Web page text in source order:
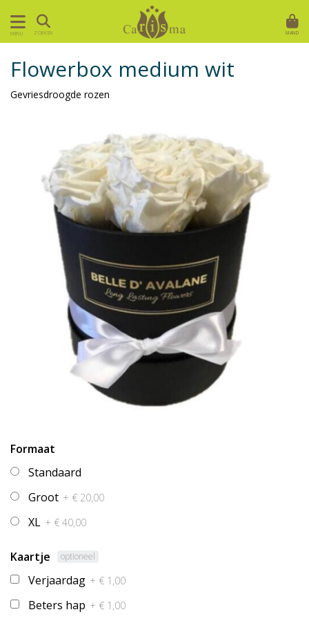
MENU ZOEKEN MAND
Flowerbox medium wit
Gevriesdroogde rozen
Formaat
Standaard
Groot + € 20,00
XL + € 40,00
Kaartje optioneel
Verjaardag + € 1,00
Beters hap + € 1,00